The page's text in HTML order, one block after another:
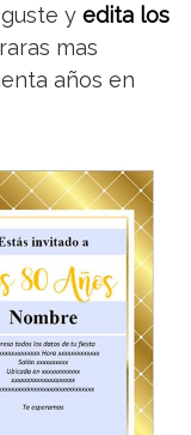
y edita los
mas
años en